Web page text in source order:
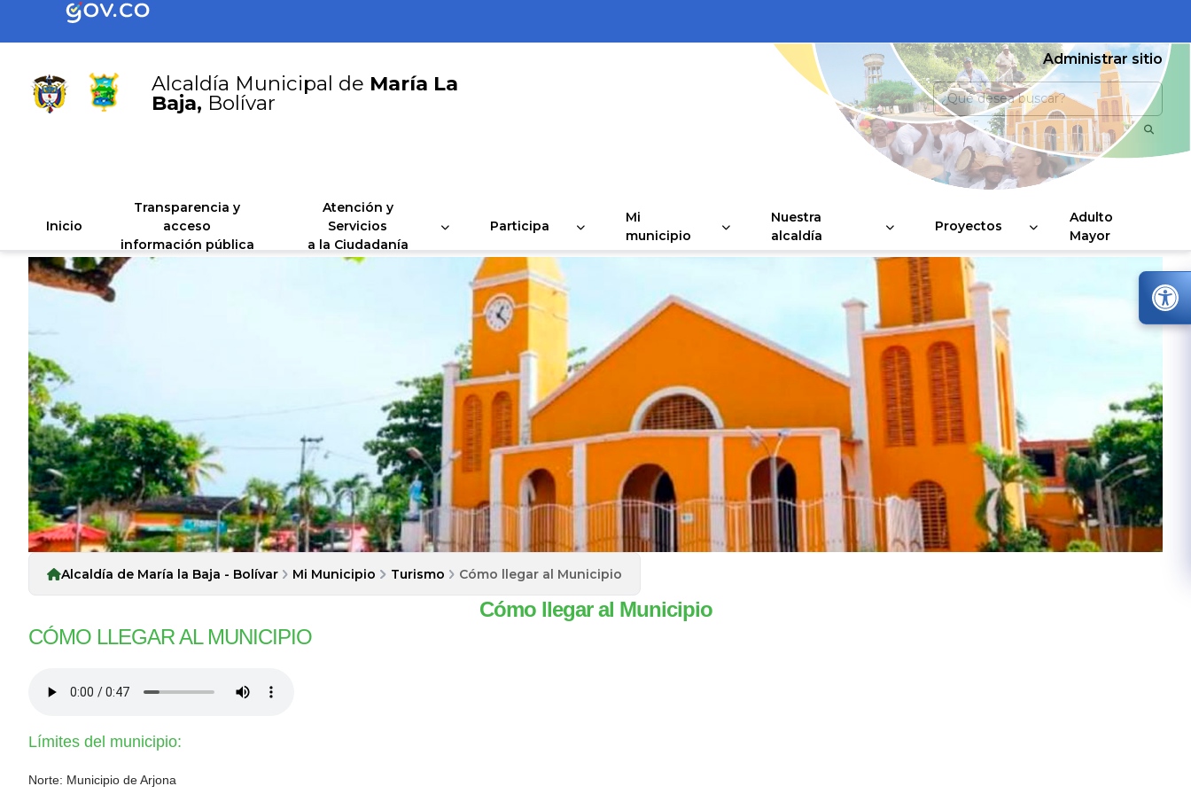
Alcaldía Municipal de María La
Baja, Bolívar
Administrar sitio
Inicio
Transparencia y
acceso
información pública
Atención y
Servicios
a la Ciudadanía
Participa
Mi
municipio
Nuestra
alcaldía
Proyectos
Adulto
Mayor
Alcaldía de María la Baja - Bolívar Mi Municipio Turismo Cómo llegar al Municipio
Cómo llegar al Municipio
CÓMO LLEGAR AL MUNICIPIO
Límites del municipio:
Norte: Municipio de Arjona